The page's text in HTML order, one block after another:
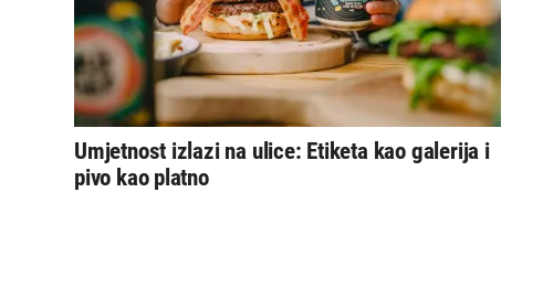
Umjetnost izlazi na ulice: Etiketa kao galerija i
pivo kao platno